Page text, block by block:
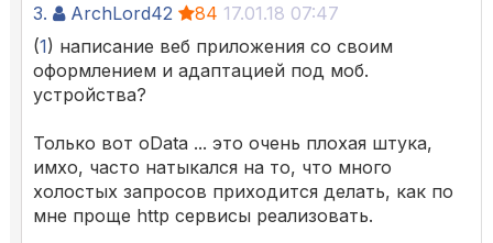
3. ArchLord42 84 17.01.18 07:47
(1) написание веб приложения со своим
оформлением и адаптацией под моб.
устройства?
Только вот oData ... это очень плохая штука,
имхо, часто натыкался на то, что много
холостых запросов приходится делать, как по
мне проще http сервисы реализовать.